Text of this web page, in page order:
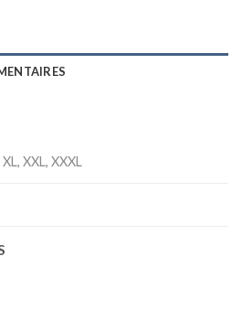
XL, XXL, XXXL